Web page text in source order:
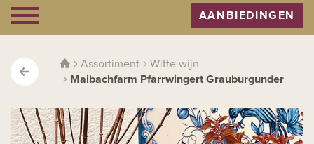
AANBIEDINGEN
Assortiment
Witte wijn
Maibachfarm Pfarrwingert Grauburgunder